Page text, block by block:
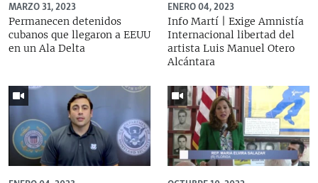
MARZO 31, 2023
Permanecen detenidos
cubanos que llegaron a EEUU
en un Ala Delta
ENERO 04, 2023
Info Martí | Exige Amnistía
Internacional libertad del
artista Luis Manuel Otero
Alcántara